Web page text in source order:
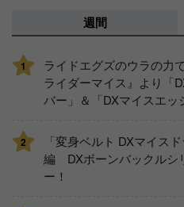
週間
1
ライドエグズのウラの
ライダーマイス』より「
バー」＆「DXマイスエッ
2
「変身ベルト DXマイス
編 DXボーンバックルシ
ー！